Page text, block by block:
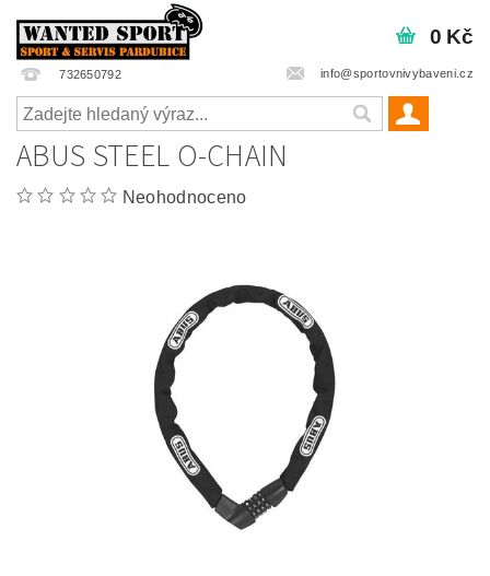
732650792 info@sportovnivybaveni.cz
0 Kč
ABUS STEEL O-CHAIN
Neohodnoceno